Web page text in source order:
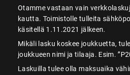
Otamme vastaan vain
kautta. Toimistolle tulleita
käsitellä 1.11.2021 jälkeen.
Mikäli lasku koskee joukkuetta,
joukkueen nimi ja tilaaja. Esim.
Laskuilla tulee olla maksuaika